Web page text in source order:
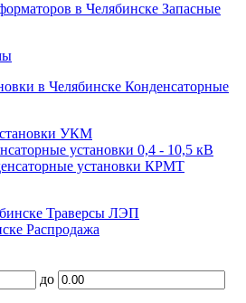
Запасные
Конденсаторные
УКМ
установки 0,4 - 10,5 кВ
установки КРМТ
Траверсы ЛЭП
Распродажа
до